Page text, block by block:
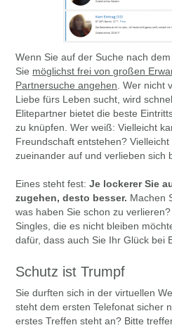
Wenn Sie auf der Suche nach
Sie möglichst frei von großen
Partnersuche angehen . Wer nicht
Liebe fürs Leben sucht, wird
Elitepartner bietet die beste
zu knüpfen. Wer weiß: Vielleicht
Freundschaft entstehen?
zueinander auf und verlieben sich
Eines steht fest: Je lockerer Sie
zugehen, desto besser. Machen
was haben Sie schon zu
Singles, die es nicht bleiben
dafür, dass auch Sie Ihr Glück bei
Schutz ist Trumpf
Sie durften sich in der virtuellen
steht dem ersten Telefonat sicher
erstes Treffen steht an? Bitte